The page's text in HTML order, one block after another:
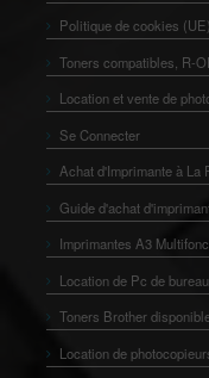
Politique de cookies (UE)
Toners compatibles, R-
Location et vente de
Se Connecter
Achat d'Imprimante à La
Guide d'achat
Imprimantes A3
Location de Pc de
Toners Brother
Location de